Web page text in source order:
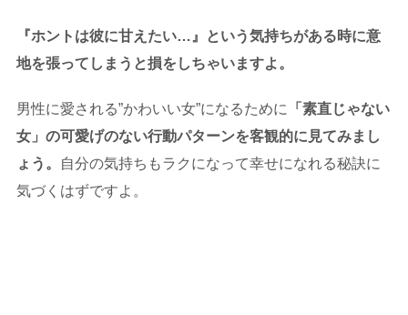
『ホントは彼に甘えたい…』という気持ちがある時に意
地を張ってしまうと損をしちゃいますよ。
男性に愛される”かわいい女”になるために
「素直じゃない
女」の可愛げのない行動パターンを客観的に見てみまし
ょう。
自分の気持ちもラクになって幸せになれる秘訣に
気づくはずですよ。